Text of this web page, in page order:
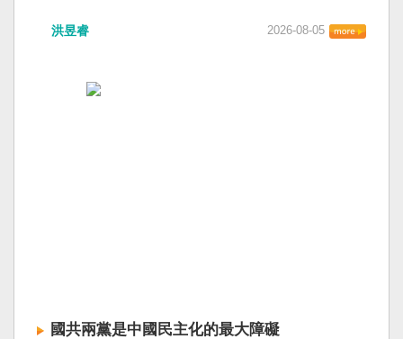
洪昱睿 2026-08-05
國共兩黨是中國民主化的最大障礙